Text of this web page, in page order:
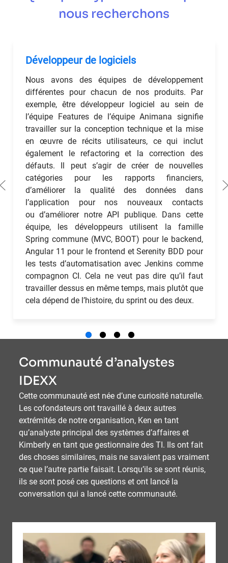
nous recherchons
Développeur de logiciels
Nous avons des équipes de développement
différentes pour chacun de nos produits. Par
exemple, être développeur logiciel au sein de
l’équipe Features de l’équipe Animana signifie
travailler sur la conception technique et la mise
en œuvre de récits utilisateurs, ce qui inclut
également le refactoring et la correction des
défauts. Il peut s’agir de créer de nouvelles
catégories pour les rapports financiers,
d’améliorer la qualité des données dans
l’application pour nos nouveaux contacts
ou d’améliorer notre API publique. Dans cette
équipe, les développeurs utilisent la famille
Spring commune (MVC, BOOT) pour le backend,
Angular 11 pour le frontend et Serenity BDD pour
les tests d’automatisation avec Jenkins comme
compagnon CI. Cela ne veut pas dire qu’il faut
travailler dessus en même temps, mais plutôt que
cela dépend de l’histoire, du sprint ou des deux.
Communauté d’analystes
IDEXX
Cette communauté est née d’une curiosité naturelle.
Les cofondateurs ont travaillé à deux autres
extrémités de notre organisation, Ken en tant
qu’analyste principal des systèmes d’affaires et
Kimberly en tant que gestionnaire des TI. Ils ont fait
des choses similaires, mais ne savaient pas vraiment
ce que l’autre partie faisait. Lorsqu’ils se sont réunis,
ils se sont posé ces questions et ont lancé la
conversation qui a lancé cette communauté.